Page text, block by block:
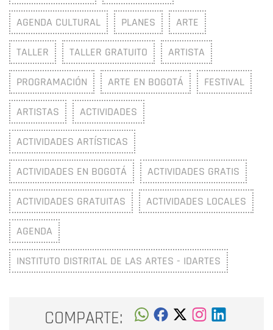
AGENDA CULTURAL PLANES ARTE
TALLER TALLER GRATUITO ARTISTA
PROGRAMACIÓN ARTE EN BOGOTÁ FESTIVAL
ARTISTAS ACTIVIDADES
ACTIVIDADES ARTÍSTICAS
ACTIVIDADES EN BOGOTÁ ACTIVIDADES GRATIS
ACTIVIDADES GRATUITAS ACTIVIDADES LOCALES
AGENDA
INSTITUTO DISTRITAL DE LAS ARTES - IDARTES
COMPARTE: